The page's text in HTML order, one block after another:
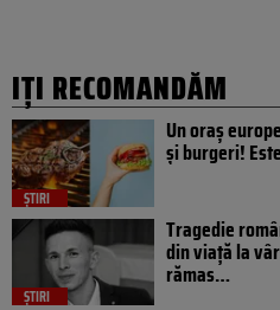
IȚI RECOMANDĂM
ȘTIRI
Un oraș
și burgeri!
ȘTIRI
Tragedie
din viață la
rămas…